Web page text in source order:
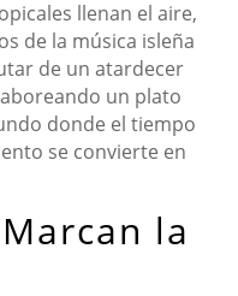
llenan el aire,
de la música isleña
de un atardecer
un plato
donde el tiempo
se convierte en
la